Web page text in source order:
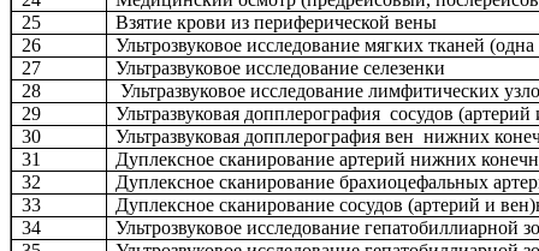
25
Взятие крови из периферической вены
26
Ультрозвуковое исследование мягких тканей
27
Ультразвуковое исследование селезенки
28
Ультразвуковое исследование лимфитических
29
Ультразвуковая допплерография сосудов
30
Ультразвуковая допплерография вен нижних
31
Дуплексное сканирование артерий нижних
32
Дуплексное сканирование брахиоцефальных
33
Дуплексное сканирование сосудов (артерий и
34
Ультрозвуковое исследование гепатобиллиарной